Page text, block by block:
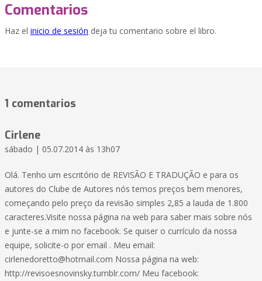
Comentarios
Haz el inicio de sesión deja tu comentario sobre el libro.
1 comentarios
Cirlene
sábado | 05.07.2014 às 13h07
Olá. Tenho um escritório de REVISÃO E TRADUÇÃO e para os
autores do Clube de Autores nós temos preços bem menores,
começando pelo preço da revisão simples 2,85 a lauda de 1.800
caracteres.Visite nossa página na web para saber mais sobre nós
e junte-se a mim no facebook. Se quiser o currículo da nossa
equipe, solicite-o por email . Meu email:
cirlenedoretto@hotmail.com Nossa página na web:
http://revisoesnovinsky.tumblr.com/ Meu facebook: